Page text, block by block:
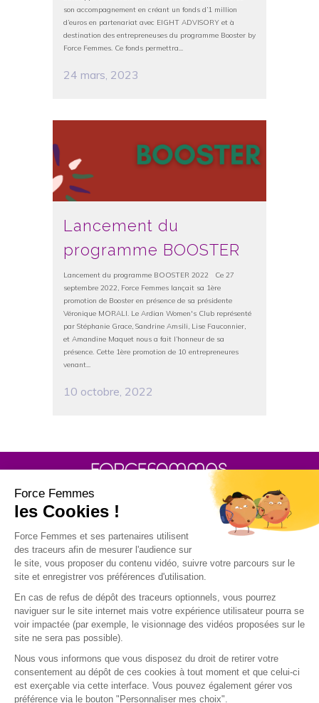
son accompagnement en créant un fonds d’1 million
d’euros en partenariat avec EIGHT ADVISORY et à
destination des entrepreneuses du programme Booster by
Force Femmes. Ce fonds permettra...
24 mars, 2023
Lancement du
programme BOOSTER
Lancement du programme BOOSTER 2022 Ce 27
septembre 2022, Force Femmes lançait sa 1ère
promotion de Booster en présence de sa présidente
Véronique MORALI. Le Ardian Women's Club représenté
par Stéphanie Grace, Sandrine Amsili, Lise Fauconnier,
et Amandine Maquet nous a fait l’honneur de sa
présence. Cette 1ère promotion de 10 entrepreneures
venant...
10 octobre, 2022
30 rue Baron - 75017 PARIS